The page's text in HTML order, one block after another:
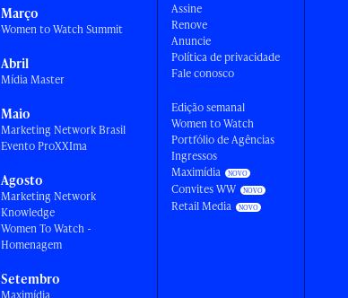
Março
Women to Watch Summit
Abril
Mídia Master
Maio
Marketing Network Brasil
Evento ProXXIma
Agosto
Marketing Network
Knowledge
Women To Watch -
Homenagem
Setembro
Maximídia
Assine
Renove
Anuncie
Política de privacidade
Fale conosco
Edição semanal
Women to Watch
Portfólio de Agências
Ingressos
Maximídia
Convites WW
Retail Media